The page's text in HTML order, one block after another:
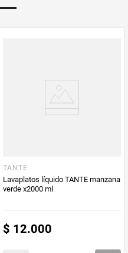
TANTE
Lavaplatos líquido TANTE manzana
verde x2000 ml
$ 12.000